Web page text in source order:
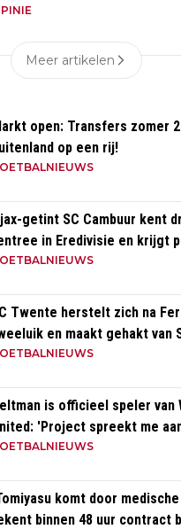
Meer artikelen
open: Transfers zomer
op een rij!
getint SC Cambuur kent
in Eredivisie en krijgt
huis
Twente herstelt zich na
en maakt gehakt van
is officieel speler van
'Project spreekt me
komt door
binnen 48 uur contract